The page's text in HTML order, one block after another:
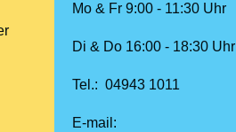
Mo & Fr 9:00 - 11:30 Uhr
Di & Do 16:00 - 18:30 Uhr
Tel.: 04943 1011
E-mail: